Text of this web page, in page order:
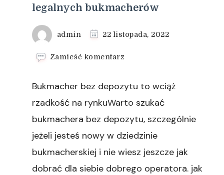
legalnych bukmacherów
admin 22 listopada, 2022
Zamieść komentarz
–
to?
Lista
bukmacherów
Bukmacher bez depozytu to wciąż
rzadkość na rynkuWarto szukać
bukmachera bez depozytu, szczególnie
jeżeli jesteś nowy w dziedzinie
bukmacherskiej i nie wiesz jeszcze jak
dobrać dla siebie dobrego operatora. jak